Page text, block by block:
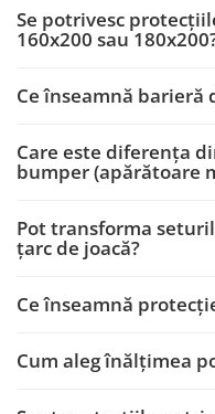
Se potrivesc
160x200 sau
Ce înseamnă barieră
Care este diferența
bumper (apărătoare
Pot transforma
țarc de joacă?
Ce înseamnă
Cum aleg înălțimea